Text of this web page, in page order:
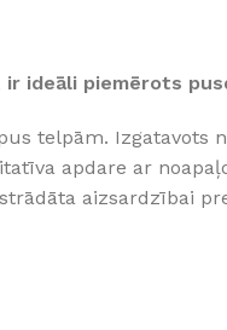
FLĪŽU
ideāli piemērots
telpām.
apdare ar
aizsardzībai